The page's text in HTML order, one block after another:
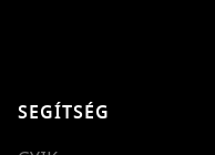
különleges
SEGÍTSÉG